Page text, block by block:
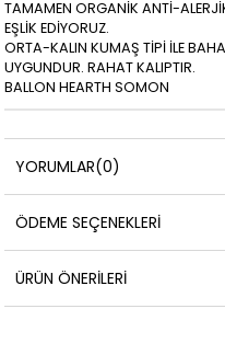
TAMAMEN ORGANİK ANTİ-
EŞLİK EDİYORUZ.
ORTA-KALIN KUMAŞ TİPİ İLE
UYGUNDUR. RAHAT KALIPTIR.
BALLON HEARTH SOMON
YORUMLAR(0)
ÖDEME SEÇENEKLERI
ÜRÜN ÖNERILERI